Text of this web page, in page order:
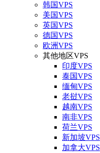
韩国VPS
美国VPS
英国VPS
德国VPS
欧洲VPS
其他地区VPS
印度VPS
泰国VPS
缅甸VPS
老挝VPS
越南VPS
南非VPS
荷兰VPS
新加坡VPS
加拿大VPS